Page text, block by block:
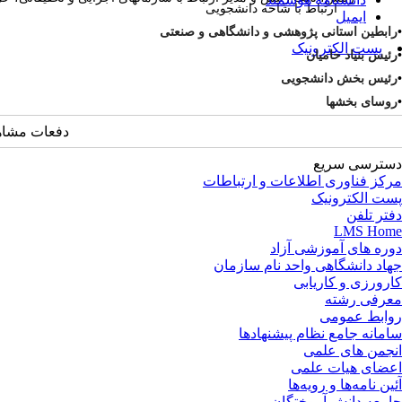
ایمیل
پست الکترونیک
ارتباط با شاخه دانشجویی
•رابطین استانی پژوهشی و دانشگاهی و صنعتی
•رئیس بنیاد حامیان
•رئیس بخش دانشجویی
•روسای بخشها
دفعات مشاهده:
دسترسی سریع
مرکز فناوری اطلاعات و ارتباطات
پست الکترونیک
دفتر تلفن
LMS Home
دوره های آموزشی آزاد
جهاد دانشگاهی واحد نام سازمان
کارورزی و کاریابی
معرفی رشته
روابط عمومی
سامانه جامع نظام پیشنهادها
انجمن های علمی
اعضای هیات علمی
آئین نامه‌ها و رویه‌ها